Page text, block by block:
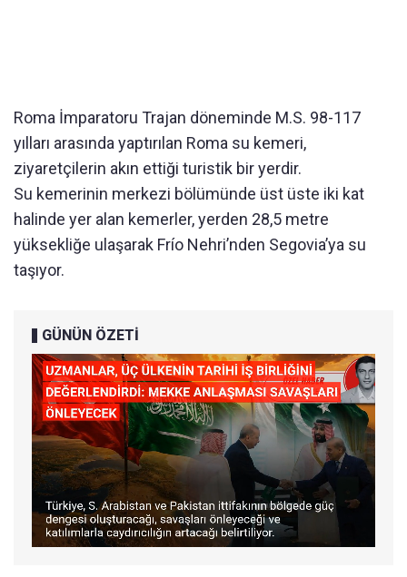
Roma İmparatoru Trajan döneminde M.S. 98-117
yılları arasında yaptırılan Roma su kemeri,
ziyaretçilerin akın ettiği turistik bir yerdir.
Su kemerinin merkezi bölümünde üst üste iki kat
halinde yer alan kemerler, yerden 28,5 metre
yüksekliğe ulaşarak Frío Nehri’nden Segovia’ya su
taşıyor.
GÜNÜN ÖZETİ